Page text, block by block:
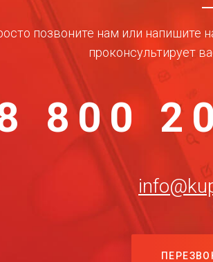
позвоните нам или напишите
проконсультирует
800